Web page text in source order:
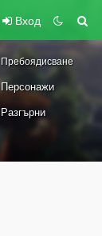
Вход
Пребоядисване
Персонажи
Разгърни